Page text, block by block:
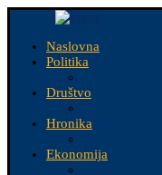
Naslovna
Politika
Društvo
Hronika
Ekonomija